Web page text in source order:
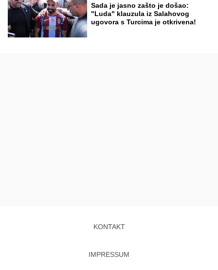
Sada je jasno zašto je došao:
"Luda" klauzula iz Salahovog
ugovora s Turcima je otkrivena!
KONTAKT
IMPRESSUM